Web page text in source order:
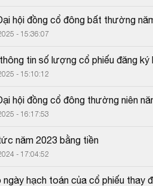
hội đồng cổ đông bất thường
- 15:36:07
tin số lượng cổ phiếu đăng ký
- 15:10:12
hội đồng cổ đông thường niên
- 16:17:53
năm 2023 bằng tiền
- 17:04:52
hạch toán của cổ phiếu thay